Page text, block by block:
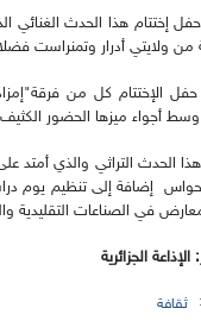
إختتام هذا الحدث الغنائي
من ولايتي أدرار وتمنراست
الإختتام كل من
أجواء ميزها الحضور الكثيف
الحدث التراثي والذي أمتد
إضافة إلى تنظيم يوم
في الصناعات التقليدية
الجزائرية
ثقافة